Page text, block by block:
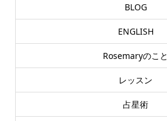
BLOG
ENGLISH
Rosemaryのこと
レッスン
占星術